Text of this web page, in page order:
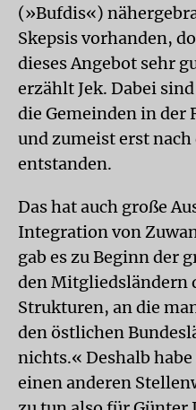
(»Bufdis«)
Skepsis vorhanden,
dieses Angebot sehr
erzählt Jek. Dabei
die Gemeinden in der
und zumeist erst
entstanden.
Das hat auch große
Integration von
gab es zu Beginn der
den Mitgliedsländern
Strukturen, an die
den östlichen
nichts.« Deshalb
einen anderen